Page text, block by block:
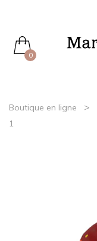
0
Boutique en ligne >
1